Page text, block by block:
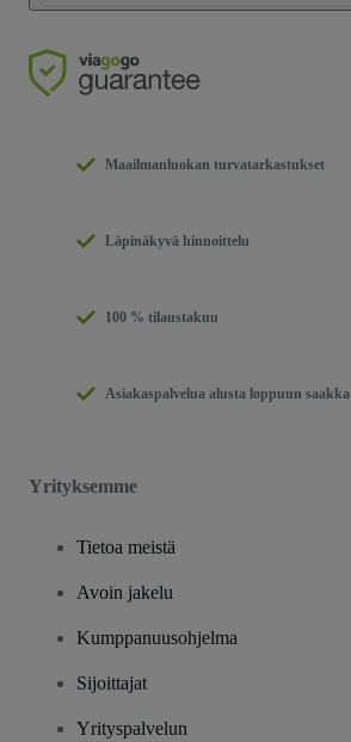
Maailmanluokan turvatarkastukset
Läpinäkyvä hinnoittelu
100 % tilaustakuu
Asiakaspalvelua alusta loppuun saakka
Yrityksemme
Tietoa meistä
Avoin jakelu
Kumppanuusohjelma
Sijoittajat
Yrityspalvelun